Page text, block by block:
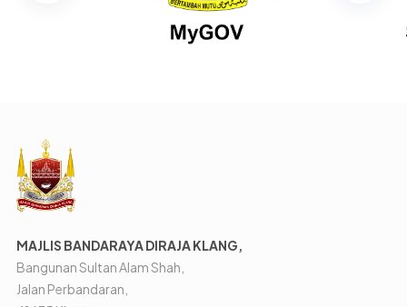
MAJLIS BANDARAYA DIRAJA KLANG,
Bangunan Sultan Alam Shah,
Jalan Perbandaran,